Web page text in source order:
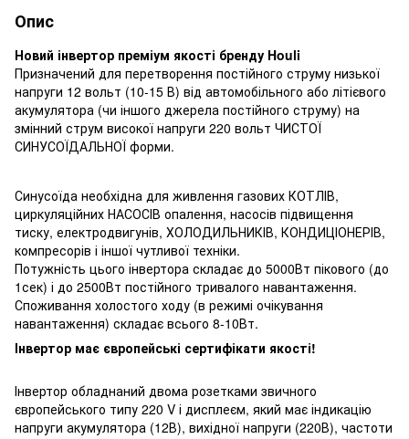
Опис
Новий інвертор преміум якості бренду Houli
Призначений для перетворення постійного струму низької
напруги 12 вольт (10-15 В) від автомобільного або літієвого
акумулятора (чи іншого джерела постійного струму) на
змінний струм високої напруги 220 вольт ЧИСТОЇ
СИНУСОЇДАЛЬНОЇ форми.
Синусоїда необхідна для живлення газових КОТЛІВ,
циркуляційних НАСОСІВ опалення, насосів підвищення
тиску, електродвигунів, ХОЛОДИЛЬНИКІВ, КОНДИЦІОНЕРІВ,
компресорів і іншої чутливої техніки.
Потужність цього інвертора складає до 5000Вт пікового (до
1сек) і до 2500Вт постійного тривалого навантаження.
Споживання холостого ходу (в режимі очікування
навантаження) складає всього 8-10Вт.
Інвертор має європейські сертифікати якості!
Інвертор обладнаний двома розетками звичного
європейського типу 220 V і дисплеєм, який має індикацію
напруги акумулятора (12В), вихідної напруги (220В), частоти